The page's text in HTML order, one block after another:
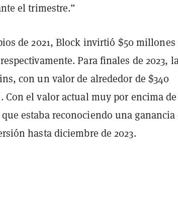
el trimestre.”
de 2021, Block invirtió $50 millones
Para finales de 2023,
con un valor de alrededor de $340
Con el valor actual muy por encima
estaba reconociendo una ganancia
hasta diciembre de 2023.